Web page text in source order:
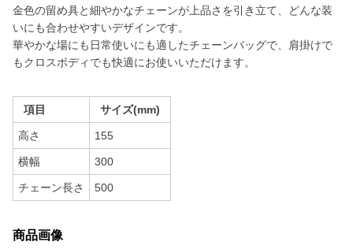
金色の留め具と細やかなチェーンが上品さを引き立て、どんな装
いにも合わせやすいデザインです。
華やかな場にも日常使いにも適したチェーンバッグで、肩掛けで
もクロスボディでも快適にお使いいただけます。
項目 サイズ(mm)
高さ 155
横幅 300
チェーン長さ 500
商品画像